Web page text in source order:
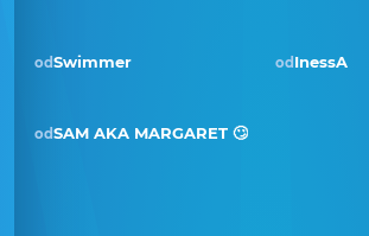
odSwimmer od InessA
odSAM AKA MARGARET 🙄